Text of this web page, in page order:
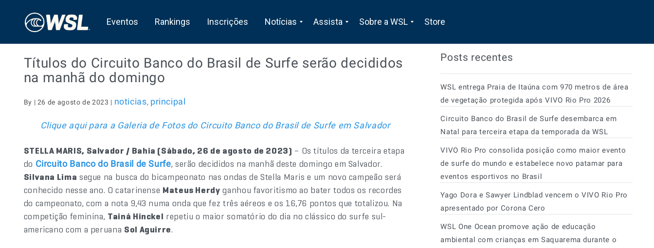
Eventos Rankings Inscrições Notícias Assista Sobre a WSL Store
Títulos do Circuito Banco do Brasil de Surfe serão decididos
na manhã do domingo
By | 26 de agosto de 2023 | noticias, principal
Clique aqui para a Galeria de Fotos do Circuito Banco do Brasil de Surfe em Salvador
STELLA MARIS, Salvador / Bahia (Sábado, 26 de agosto de 2023) – Os títulos da terceira etapa
do Circuito Banco do Brasil de Surfe, serão decididos na manhã deste domingo em Salvador.
Silvana Lima segue na busca do bicampeonato nas ondas de Stella Maris e um novo campeão será
conhecido nesse ano. O catarinense Mateus Herdy ganhou favoritismo ao bater todos os recordes
do campeonato, com a nota 9,43 numa onda que fez três aéreos e os 16,76 pontos que totalizou. Na
competição feminina, Tainá Hinckel repetiu o maior somatório do dia no clássico do surfe sul-
americano com a peruana Sol Aguirre.
Posts recentes
WSL entrega Praia de Itaúna com 970 metros de área
de vegetação protegida após VIVO Rio Pro 2026
Circuito Banco do Brasil de Surfe desembarca em
Natal para terceira etapa da temporada da WSL
VIVO Rio Pro consolida posição como maior evento
de surfe do mundo e estabelece novo patamar para
eventos esportivos no Brasil
Yago Dora e Sawyer Lindblad vencem o VIVO Rio Pro
apresentado por Corona Cero
WSL One Ocean promove ação de educação
ambiental com crianças em Saquarema durante o